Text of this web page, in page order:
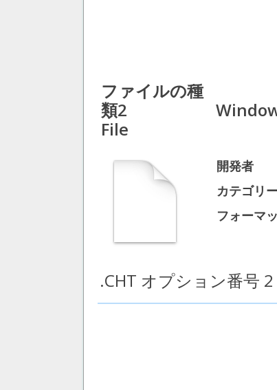
ファイルの種
類2
File
開発者
カテゴリ
フォーマ
.CHT オプション番号 2